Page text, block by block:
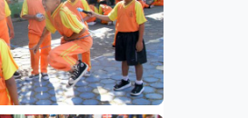
uang jemaah
ekonomi yang
(1 dari 3 tulisan)